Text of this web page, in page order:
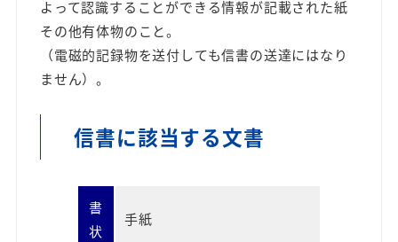
よって認識することができる情報が記載された紙
その他有体物のこと。
（電磁的記録物を送付しても信書の送達にはなり
ません）。
信書に該当する文書
書
状
手紙